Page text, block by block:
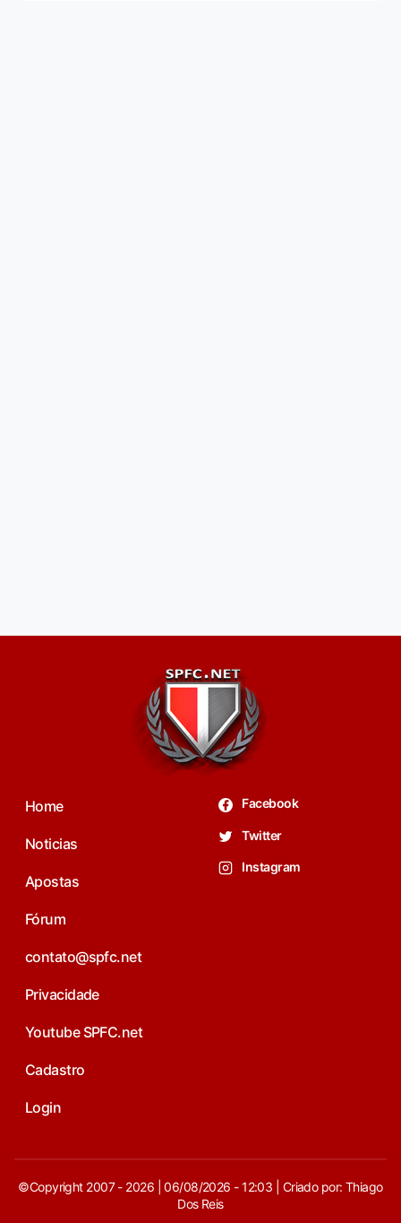
Home
Noticias
Apostas
Fórum
contato@spfc.net
Privacidade
Youtube SPFC.net
Cadastro
Login
Facebook
Twitter
Instagram
©Copyright 2007 - 2026 | 06/08/2026 - 12:03 | Criado por: Thiago
Dos Reis